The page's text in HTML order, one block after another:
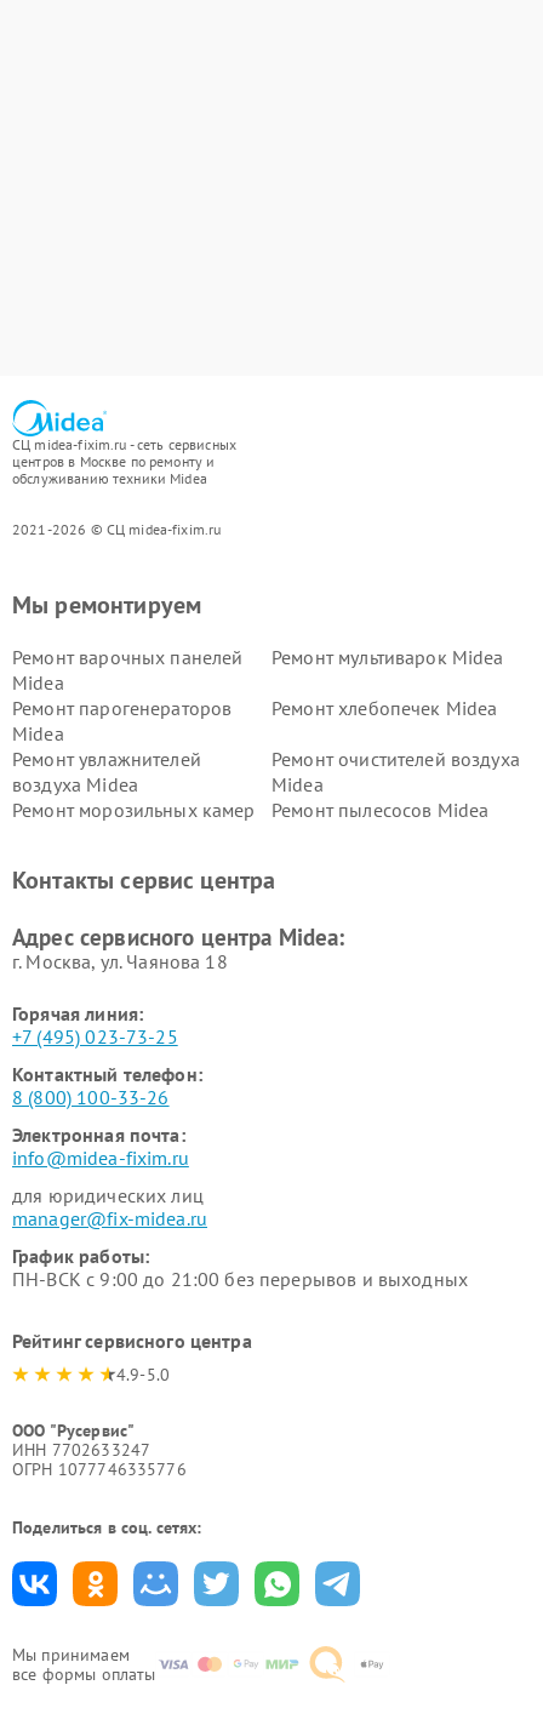
СЦ midea-fixim.ru - сеть сервисных
центров в Москве по ремонту и
обслуживанию техники Midea
2021-2026 © СЦ midea-fixim.ru
Мы принимаем
все формы оплаты
Мы ремонтируем
Ремонт варочных панелей
Midea
Ремонт мультиварок Midea
Ремонт парогенераторов
Midea
Ремонт хлебопечек Midea
Ремонт увлажнителей
воздуха Midea
Ремонт очистителей воздуха
Midea
Ремонт морозильных камер
Ремонт пылесосов Midea
пылесосов Midea
Midea
Контакты сервис центра
Адрес сервисного центра Midea:
г. Москва, ул. Чаянова 18
Горячая линия:
+7 (495) 023-73-25
Контактный телефон:
8 (800) 100-33-26
Электронная почта:
info@midea-fixim.ru
для юридических лиц
manager@fix-midea.ru
График работы:
ПН-ВСК с 9:00 до 21:00 без перерывов и выходных
Рейтинг сервисного центра
4.9-5.0
ООО "Русервис"
ИНН 7702633247
ОГРН 1077746335776
Поделиться в соц. сетях: